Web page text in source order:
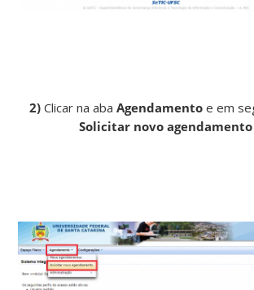
2)Clicar na aba Agendamentoe em
Solicitar novo agendamento